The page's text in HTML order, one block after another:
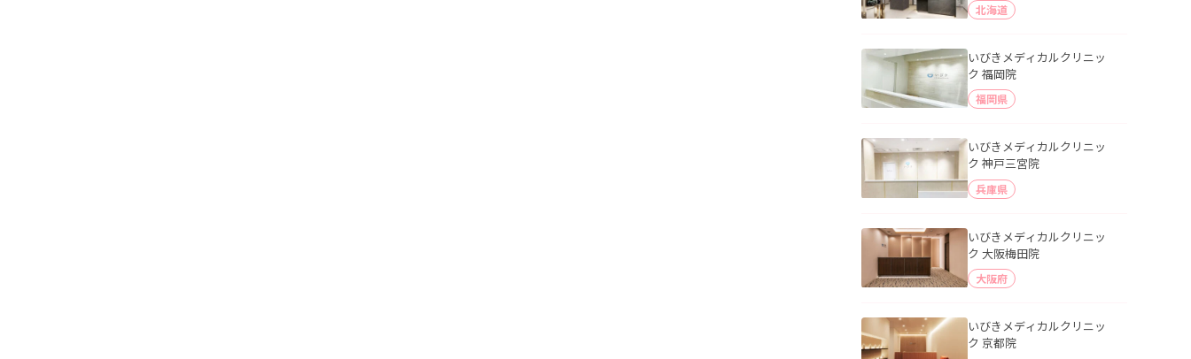
北海道
いびきメディカルクリニッ
ク 福岡院
福岡県
いびきメディカルクリニッ
ク 神戸三宮院
兵庫県
いびきメディカルクリニッ
ク 大阪梅田院
大阪府
いびきメディカルクリニッ
ク 京都院